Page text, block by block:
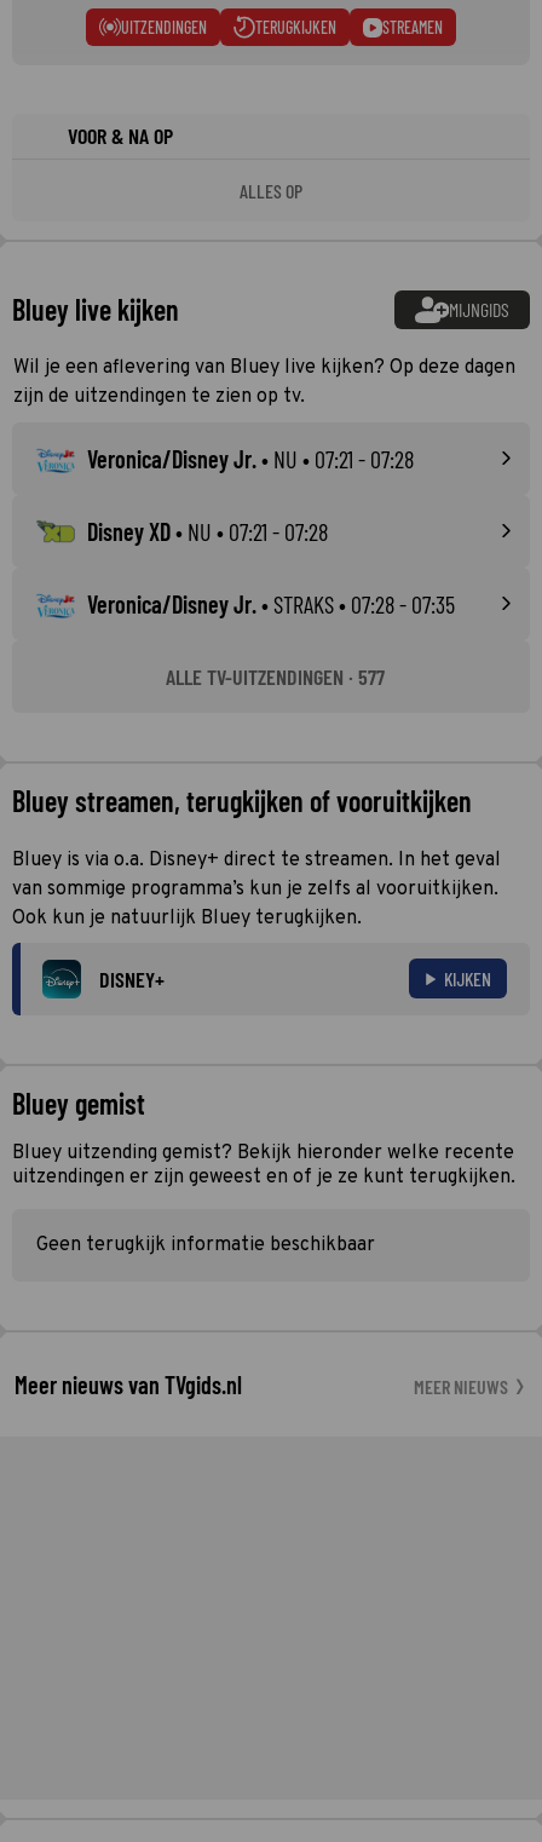
UITZENDINGEN TERUGKIJKEN STREAMEN
VOOR & NA OP
ALLES OP
Bluey live kijken MIJNGIDS
Wil je een aflevering van Bluey live kijken? Op deze dagen
zijn de uitzendingen te zien op tv.
Veronica/Disney Jr.• NU • 07:21 - 07:28
Disney XD• NU • 07:21 - 07:28
Veronica/Disney Jr.• STRAKS• 07:28 - 07:35
ALLE TV-UITZENDINGEN · 577
Bluey streamen, terugkijken of vooruitkijken
Bluey is via o.a. Disney+ direct te streamen. In het geval
van sommige programma’s kun je zelfs al vooruitkijken.
Ook kun je natuurlijk Bluey terugkijken.
DISNEY+ KIJKEN
Bluey gemist
Bluey uitzending gemist? Bekijk hieronder welke recente
uitzendingen er zijn geweest en of je ze kunt terugkijken.
Geen terugkijk informatie beschikbaar
Meer nieuws van TVgids.nl MEER NIEUWS